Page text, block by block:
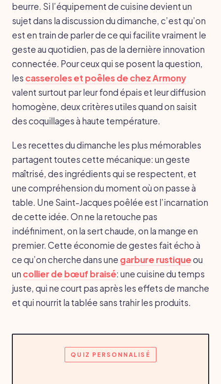
beurre. Si l’équipement de cuisine devient un
sujet dans la discussion du dimanche, c’est qu’on
est en train de parler de ce qui facilite vraiment le
geste au quotidien, pas de la dernière innovation
connectée. Pour ceux qui se posent la question,
les casseroles et poêles de chez Armony
valent surtout par leur fond épais et leur diffusion
homogène, deux critères utiles quand on saisit
des coquillages à haute température.
Les recettes du dimanche les plus mémorables
partagent toutes cette mécanique: un geste
maîtrisé, des ingrédients qui se respectent, et
une compréhension du moment où on passe à
table. Une Saint-Jacques poêlée est l’incarnation
de cette idée. On ne la retouche pas
indéfiniment, on la sert chaude, on la mange en
premier. Cette économie de gestes fait écho à
ce qu’on cherche dans une garbure rustiqueou
un collier de bœuf braisé: une cuisine du temps
juste, qui ne court pas après les effets de manche
et qui nourrit la tablée sans trahir les produits.
QUIZ PERSONNALISÉ